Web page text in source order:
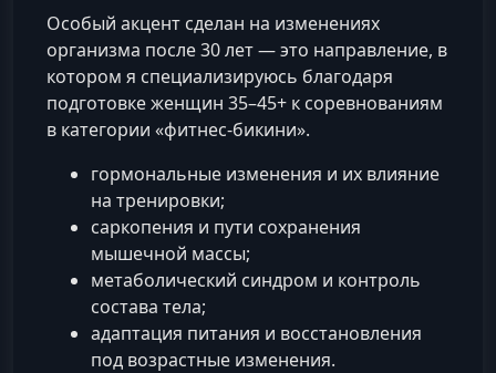
Особый акцент сделан на изменениях
организма после 30 лет — это направление, в
котором я специализируюсь благодаря
подготовке женщин 35–45+ к соревнованиям
в категории «фитнес‑бикини».
гормональные изменения и их влияние
на тренировки;
саркопения и пути сохранения
мышечной массы;
метаболический синдром и контроль
состава тела;
адаптация питания и восстановления
под возрастные изменения.